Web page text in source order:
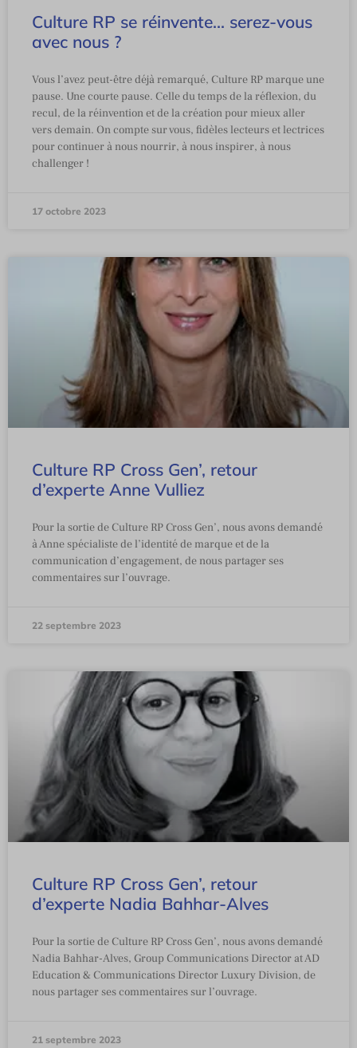
Culture RP se réinvente… serez-vous
avec nous ?
Vous l’avez peut-être déjà remarqué, Culture RP marque une
pause. Une courte pause. Celle du temps de la réflexion, du
recul, de la réinvention et de la création pour mieux aller
vers demain. On compte sur vous, fidèles lecteurs et lectrices
pour continuer à nous nourrir, à nous inspirer, à nous
challenger !
17 octobre 2023
Culture RP Cross Gen’, retour
d’experte Anne Vulliez
Pour la sortie de Culture RP Cross Gen’, nous avons demandé
à Anne spécialiste de l’identité de marque et de la
communication d’engagement, de nous partager ses
commentaires sur l’ouvrage.
22 septembre 2023
Culture RP Cross Gen’, retour
d’experte Nadia Bahhar-Alves
Pour la sortie de Culture RP Cross Gen’, nous avons demandé
Nadia Bahhar-Alves, Group Communications Director at AD
Education & Communications Director Luxury Division, de
nous partager ses commentaires sur l’ouvrage.
21 septembre 2023